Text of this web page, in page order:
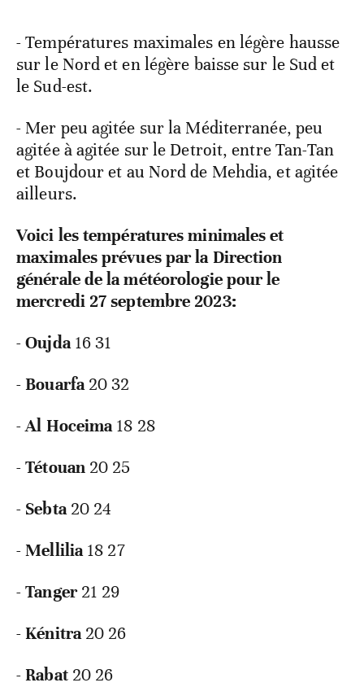
- Températures maximales en légère hausse
sur le Nord et en légère baisse sur le Sud et
le Sud-est.
- Mer peu agitée sur la Méditerranée, peu
agitée à agitée sur le Detroit, entre Tan-Tan
et Boujdour et au Nord de Mehdia, et agitée
ailleurs.
Voici les températures minimales et
maximales prévues par la Direction
générale de la météorologie pour le
mercredi 27 septembre 2023:
-Oujda16 31
-Bouarfa20 32
-Al Hoceima18 28
-Tétouan 20 25
- Sebta20 24
-Mellilia18 27
-Tanger21 29
-Kénitra20 26
-Rabat 20 26